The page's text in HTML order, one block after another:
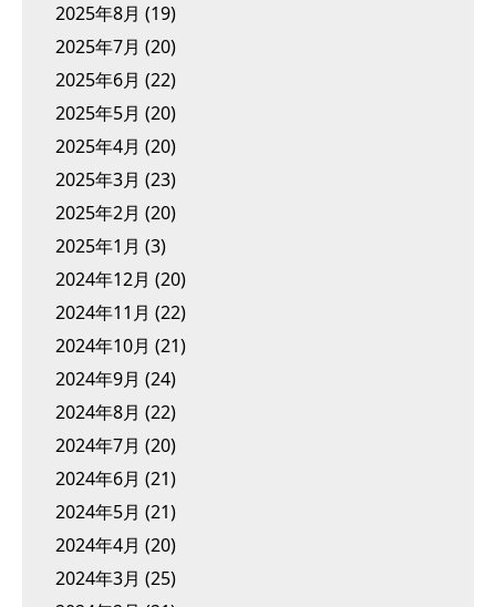
2025年8月 (19)
2025年7月 (20)
2025年6月 (22)
2025年5月 (20)
2025年4月 (20)
2025年3月 (23)
2025年2月 (20)
2025年1月 (3)
2024年12月 (20)
2024年11月 (22)
2024年10月 (21)
2024年9月 (24)
2024年8月 (22)
2024年7月 (20)
2024年6月 (21)
2024年5月 (21)
2024年4月 (20)
2024年3月 (25)